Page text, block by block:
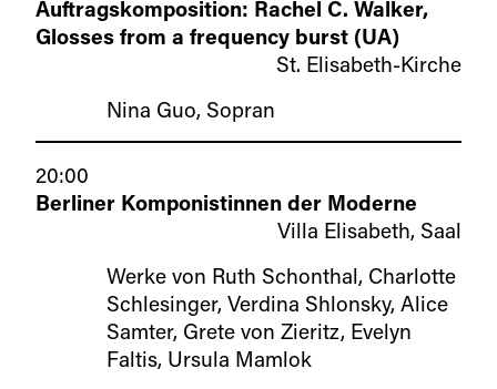
Auftragskomposition: Rachel C. Walker,
Glosses from a frequency burst (UA)
St. Elisabeth-Kirche
Nina Guo, Sopran
20:00
Berliner Komponistinnen der Moderne
Villa Elisabeth, Saal
Werke von Ruth Schonthal, Charlotte
Schlesinger, Verdina Shlonsky, Alice
Samter, Grete von Zieritz, Evelyn
Faltis, Ursula Mamlok